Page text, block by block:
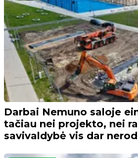
Darbai Nemuno saloje
tačiau nei projekto, nei
savivaldybė vis dar